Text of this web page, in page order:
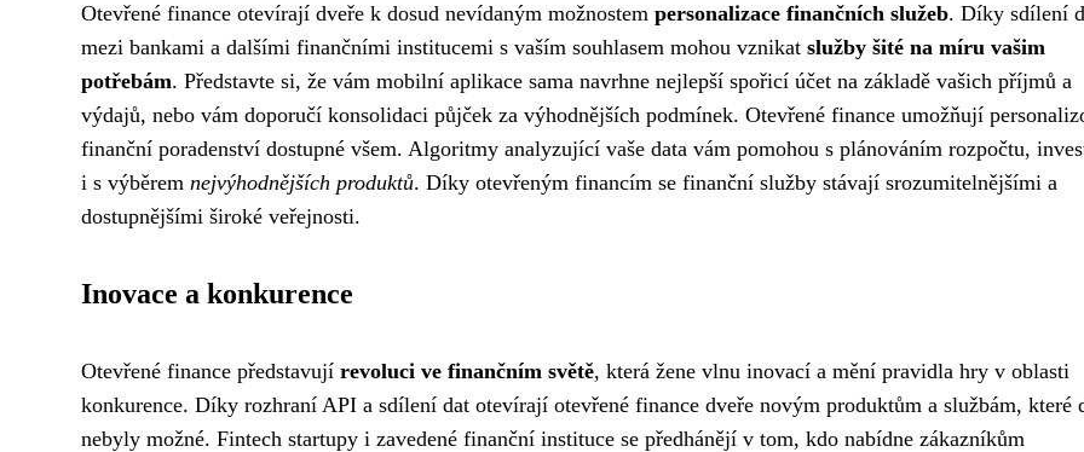
Otevřené finance otevírají dveře k dosud nevídaným možnostem personalizace finančních služeb. Díky sdílení
mezi bankami a dalšími finančními institucemi s vaším souhlasem mohou vznikat služby šité na míru vašim
potřebám. Představte si, že vám mobilní aplikace sama navrhne nejlepší spořicí účet na základě vašich příjmů a
výdajů, nebo vám doporučí konsolidaci půjček za výhodnějších podmínek. Otevřené finance umožňují
finanční poradenství dostupné všem. Algoritmy analyzující vaše data vám pomohou s plánováním rozpočtu,
i s výběrem nejvýhodnějších produktů. Díky otevřeným financím se finanční služby stávají srozumitelnějšími a
dostupnějšími široké veřejnosti.
Inovace a konkurence
Otevřené finance představují revoluci ve finančním světě, která žene vlnu inovací a mění pravidla hry v oblasti
konkurence. Díky rozhraní API a sdílení dat otevírají otevřené finance dveře novým produktům a službám, které
nebyly možné. Fintech startupy i zavedené finanční instituce se předhánějí v tom, kdo nabídne zákazníkům